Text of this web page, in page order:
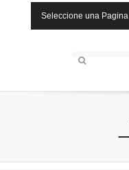
Seleccione una Pagina